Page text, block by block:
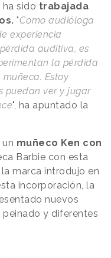
sido trabajada
"Como audióloga
experiencia
auditiva, es
la pérdida
Estoy
puedan ver y jugar
", ha apuntado la
muñeco Ken con
Barbie con esta
marca introdujo en
incorporación, la
nuevos
y diferentes